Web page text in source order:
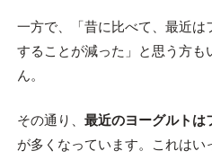
一方で、「昔に比べて、最近は
することが減った」と思う方も
ん。
その通り、 最近のヨーグルトは
が多くなっています。これはい